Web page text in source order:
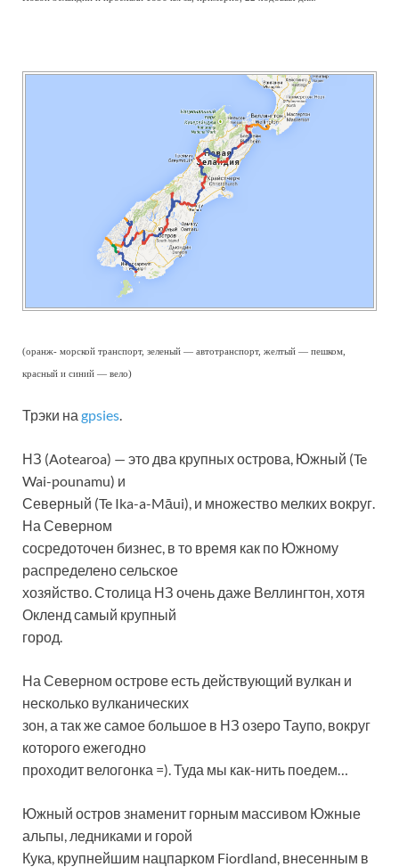
(оранж- морской транспорт, зеленый — автотранспорт, желтый — пешком,
красный и синий — вело)
Трэки на gpsies
НЗ (Aotearoa) — это два крупных острова, Южный (Te
Wai-pounamu) и
Северный (Te Ika-a-Māui), и множество мелких вокруг.
На Северном
сосредоточен бизнес, в то время как по Южному
распределено сельское
хозяйство. Столица НЗ очень даже Веллингтон, хотя
Окленд самый крупный
город.
На Северном острове есть действующий вулкан и
несколько вулканических
зон, а так же самое большое в НЗ озеро Таупо, вокруг
которого ежегодно
проходит велогонка =). Туда мы как-нить поедем…
Южный остров знаменит горным массивом Южные
альпы, ледниками и горой
Кука, крупнейшим нацпарком Fiordland, внесенным в